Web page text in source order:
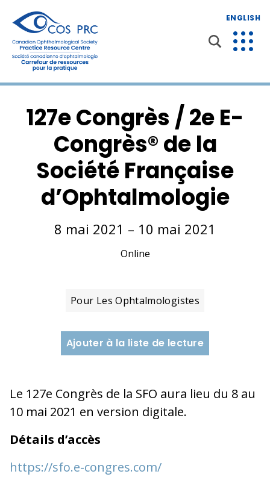
ENGLISH
127e Congrès / 2e E-
Congrès® de la
Société Française
d’Ophtalmologie
8 mai 2021 – 10 mai 2021
Online
Pour Les Ophtalmologistes
Ajouter à la liste de lecture
Le 127e Congrès de la SFO aura lieu du 8 au
10 mai 2021 en version digitale.
Détails d’accès
https://sfo.e-congres.com/